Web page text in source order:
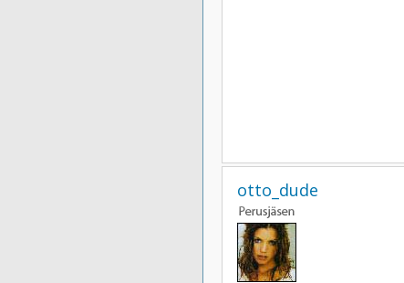
otto_dude